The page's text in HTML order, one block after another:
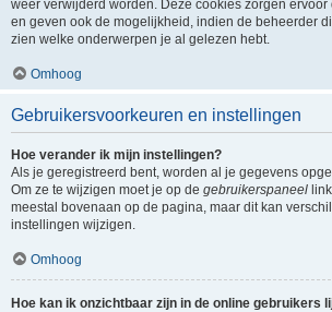
weer verwijderd worden. Deze cookies zorgen
en geven ook de mogelijkheid, indien de beheerder
zien welke onderwerpen je al gelezen hebt.
Omhoog
Gebruikersvoorkeuren en instellingen
Hoe verander ik mijn instellingen?
Als je geregistreerd bent, worden al je gegevens
Om ze te wijzigen moet je op de gebruikerspaneel
meestal bovenaan op de pagina, maar dit kan
instellingen wijzigen.
Omhoog
Hoe kan ik onzichtbaar zijn in de online gebruikers